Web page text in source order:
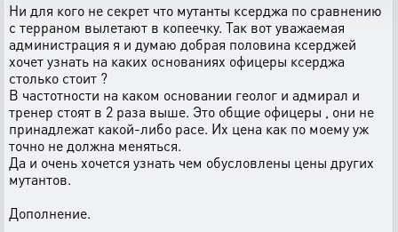
Ни для кого не секрет что мутанты ксерджа по сравнению
с терраном вылетают в копеечку. Так вот уважаемая
администрация я и думаю добрая половина ксерджей
хочет узнать на каких основаниях офицеры ксерджа
столько стоит ?
В частотности на каком основании геолог и адмирал и
тренер стоят в 2 раза выше. Это общие офицеры , они не
принадлежат какой-либо расе. Их цена как по моему уж
точно не должна меняться.
Да и очень хочется узнать чем обусловлены цены других
мутантов.
Дополнение.